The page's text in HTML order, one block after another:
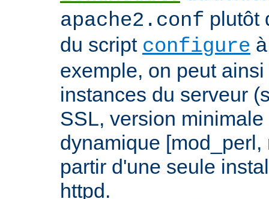
apache2.conf plutôt
du script configure
exemple, on peut
instances du serveur
SSL, version
dynamique
partir d'une seule
httpd.